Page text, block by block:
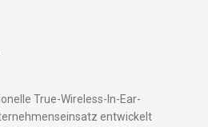
True-Wireless-In-Ear-
entwickelt